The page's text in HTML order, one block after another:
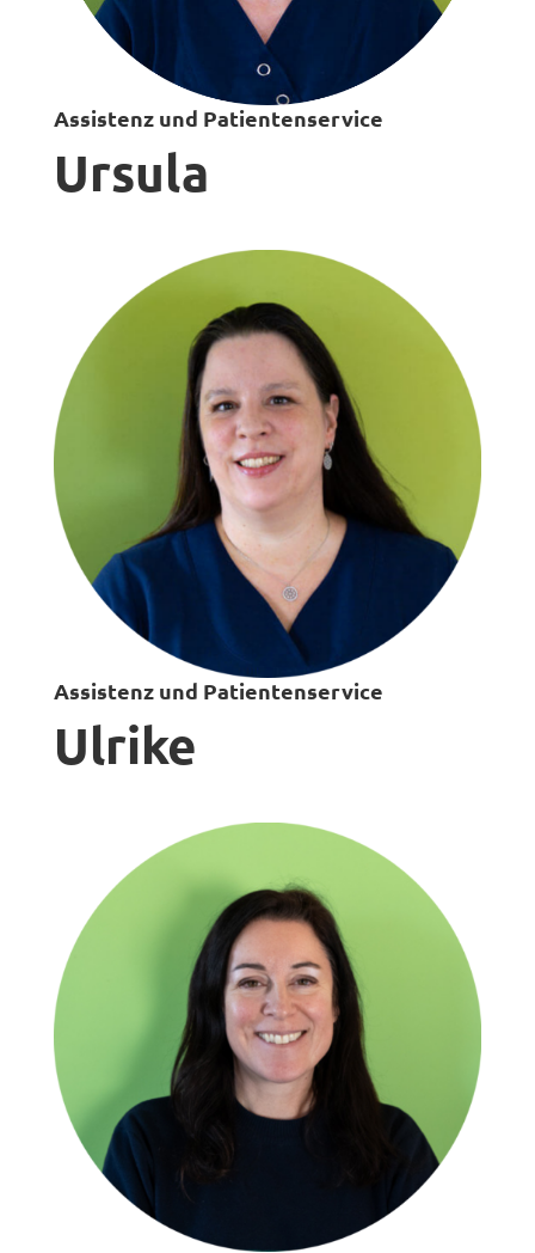
Assistenz und Patientenservice
Ursula
Assistenz und Patientenservice
Ulrike